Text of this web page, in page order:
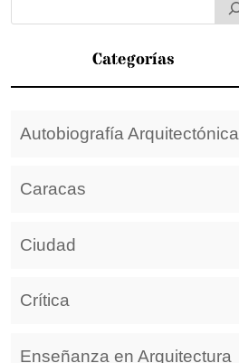
Categorías
Autobiografía Arquitectónica
Caracas
Ciudad
Crítica
Enseñanza en Arquitectura